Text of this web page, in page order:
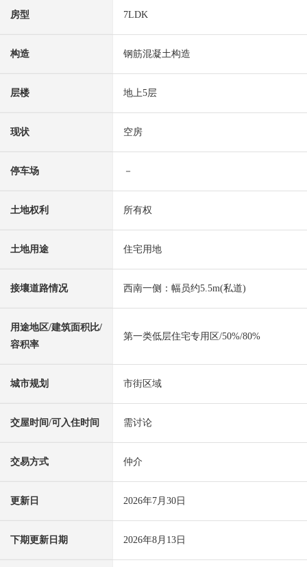
房型 7LDK
构造 钢筋混凝土构造
层楼 地上5层
现状 空房
停车场 －
土地权利 所有权
土地用途 住宅用地
接壤道路情况 西南一侧：幅员约5.5m(私道)
用途地区/建筑面积比/
容积率
第一类低层住宅专用区/50%/80%
城市规划 市街区域
交屋时间/可入住时间 需讨论
交易方式 仲介
更新日 2026年7月30日
下期更新日期 2026年8月13日